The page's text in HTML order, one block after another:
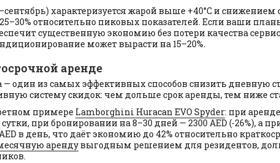
характеризуется жарой выше +40°C и снижением
относительно пиковых показателей. Если ваши
существенную экономию без потери качества
может вырасти на 15–20%.
аренде
— один из самых эффективных способов снизить дневную
систему скидок: чем дольше срок аренды, тем ниже
примере Lamborghini Huracan EVO Spyder: при
сутки, при бронировании на 8–30 дней — 2300 AED (-26%), а
в день, что даёт экономию до 42% относительно
арендувыгодным решением для резидентов,